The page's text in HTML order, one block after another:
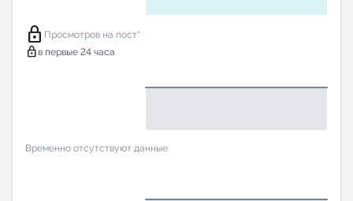
lock Просмотров на пост*
lock в первые 24 часа
Временно отсутствуют данные